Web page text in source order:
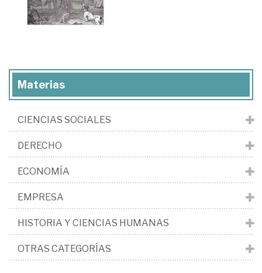
Materias
CIENCIAS SOCIALES
DERECHO
ECONOMÍA
EMPRESA
HISTORIA Y CIENCIAS HUMANAS
OTRAS CATEGORÍAS